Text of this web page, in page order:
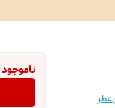
عطر
ناموجود